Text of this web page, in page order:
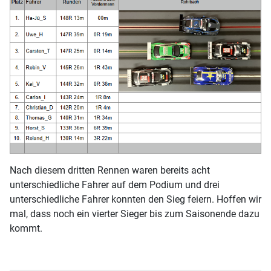
Nach diesem dritten Rennen waren bereits acht
unterschiedliche Fahrer auf dem Podium und drei
unterschiedliche Fahrer konnten den Sieg feiern. Hoffen wir
mal, dass noch ein vierter Sieger bis zum Saisonende dazu
kommt.